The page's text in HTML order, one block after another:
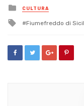
Posted
in
CULTURA
Tagged
Fiumefreddo di